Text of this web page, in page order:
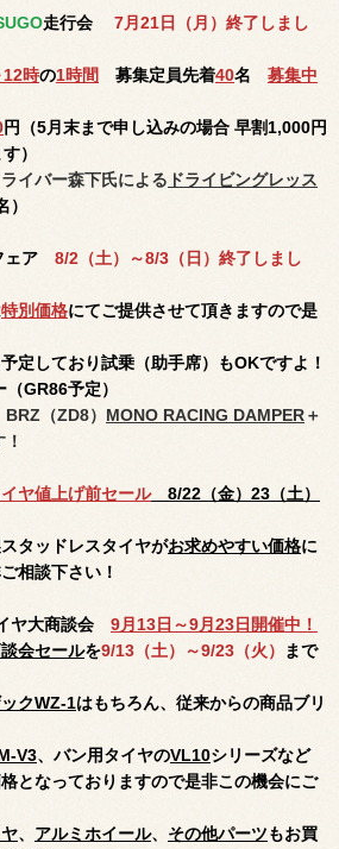
走行会 7月21日（月）終了しまし
12時の1時間 募集定員先着40名 募集中
円（5月末まで申し込みの場合 早割1,000円
す）
イバー森下氏による ドライビングレッス
）
ェア
8/2（土）～8/3（日）終了しまし
特別価格にてご提供させて頂きますので是
ており試乗（助手席）もOKですよ！
GR86予定）
（ZD8） MONO RACING DAMPER＋
ヤ値上げ前セール8/22（金）23（土）
タッドレスタイヤがお求めやすい価格に
相談下さい！
ヤ大商談会 9月13日～9月23日開催中！
会セールを9/13（土）～9/23（火）
まで
クWZ-1はもちろん、従来からの商品ブリ
V3、 バン用タイヤのVL10シリーズなど
っておりますので是非この機会にご
、 アルミホイール、 その他パーツもお買